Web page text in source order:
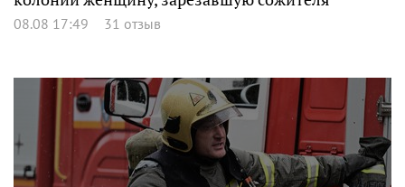
08.08 17:49 31 отзыв